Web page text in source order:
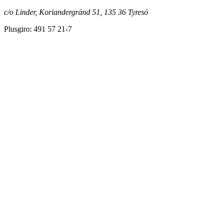
c/o Linder, Koriandergränd 51, 135 36 Tyresö
Plusgiro: 491 57 21-7